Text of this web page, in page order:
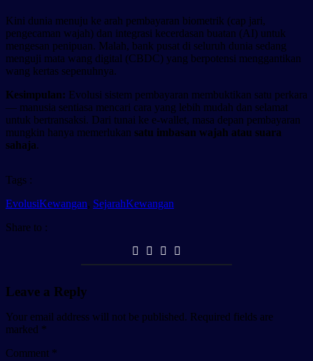
Kini dunia menuju ke arah pembayaran biometrik (cap jari,
pengecaman wajah) dan integrasi kecerdasan buatan (AI) untuk
mengesan penipuan. Malah, bank pusat di seluruh dunia sedang
menguji mata wang digital (CBDC) yang berpotensi menggantikan
wang kertas sepenuhnya.
Kesimpulan: Evolusi sistem pembayaran membuktikan satu perkara
— manusia sentiasa mencari cara yang lebih mudah dan selamat
untuk bertransaksi. Dari tunai ke e-wallet, masa depan pembayaran
mungkin hanya memerlukan satu imbasan wajah atau suara
sahaja.
Tags :
EvolusiKewangan, SejarahKewangan
Share to :
Leave a Reply
Your email address will not be published. Required fields are
marked *
Comment *